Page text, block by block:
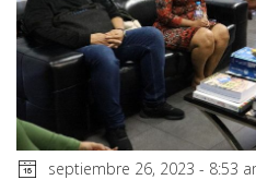
septiembre 26, 2023 - 8:53